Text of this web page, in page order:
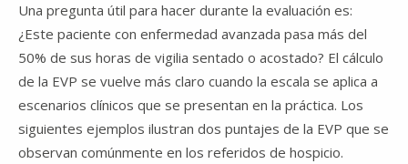
Una pregunta útil para hacer durante la evaluación es:
¿Este paciente con enfermedad avanzada pasa más del
50% de sus horas de vigilia sentado o acostado? El cálculo
de la EVP se vuelve más claro cuando la escala se aplica a
escenarios clínicos que se presentan en la práctica. Los
siguientes ejemplos ilustran dos puntajes de la EVP que se
observan comúnmente en los referidos de hospicio.